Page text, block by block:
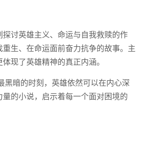
讨英雄主义、命运与自我救赎的作
生、在命运面前奋力抗争的故事。主
现了英雄精神的真正内涵。
暗的时刻，英雄依然可以在内心深
的小说，启示着每一个面对困境的